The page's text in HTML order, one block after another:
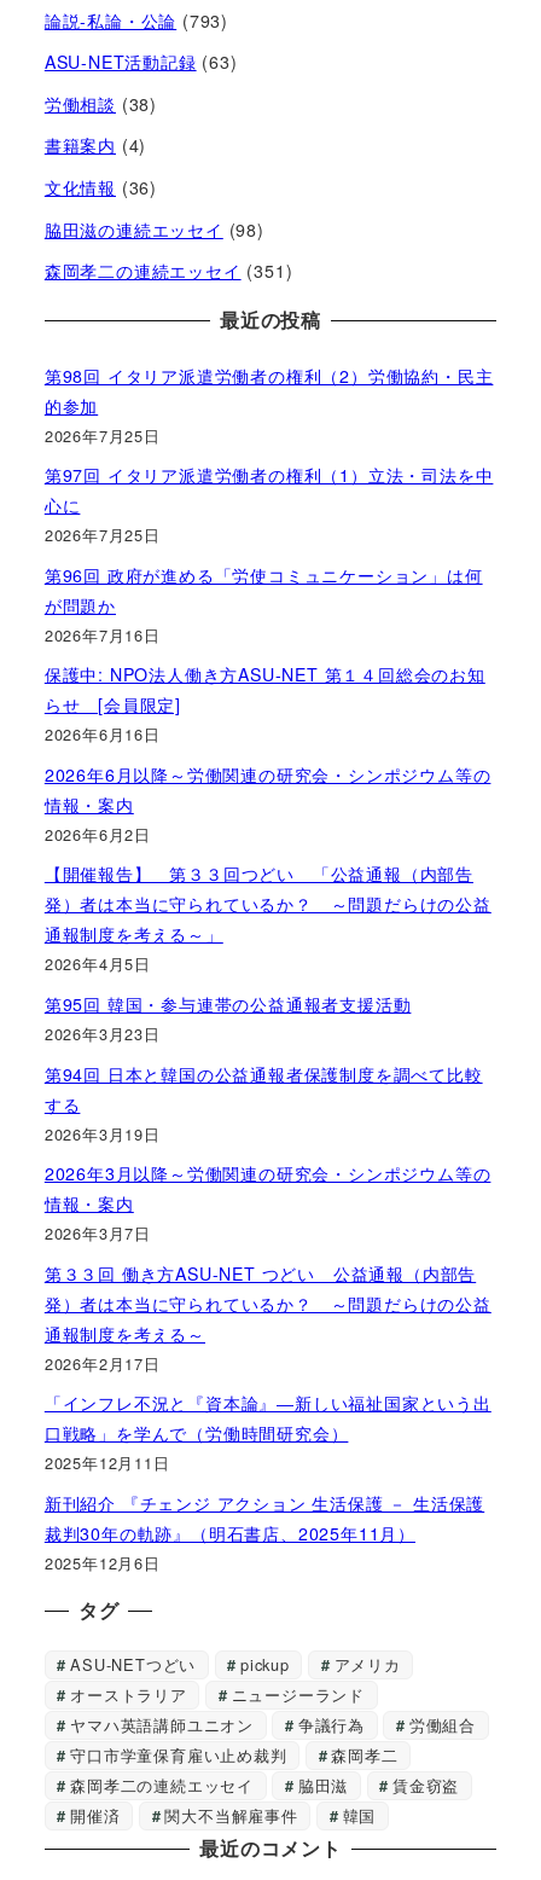
論説-私論・公論 (793)
ASU-NET活動記録 (63)
労働相談 (38)
書籍案内 (4)
文化情報 (36)
脇田滋の連続エッセイ (98)
森岡孝二の連続エッセイ (351)
最近の投稿
第98回 イタリア派遣労働者の権利（2）労働協約・民主
的参加
2026年7月25日
第97回 イタリア派遣労働者の権利（1）立法・司法を中
心に
2026年7月25日
第96回 政府が進める「労使コミュニケーション」は何
が問題か
2026年7月16日
保護中: NPO法人働き方ASU-NET 第１４回総会のお知
らせ [会員限定]
2026年6月16日
2026年6月以降～労働関連の研究会・シンポジウム等の
情報・案内
2026年6月2日
【開催報告】 第３３回つどい 「公益通報（内部告
発）者は本当に守られているか？ ～問題だらけの公益
通報制度を考える～」
2026年4月5日
第95回 韓国・参与連帯の公益通報者支援活動
2026年3月23日
第94回 日本と韓国の公益通報者保護制度を調べて比較
する
2026年3月19日
2026年3月以降～労働関連の研究会・シンポジウム等の
情報・案内
2026年3月7日
第３３回 働き方ASU-NET つどい 公益通報（内部告
発）者は本当に守られているか？ ～問題だらけの公益
通報制度を考える～
2026年2月17日
「インフレ不況と『資本論』―新しい福祉国家という出
口戦略」を学んで（労働時間研究会）
2025年12月11日
新刊紹介 『チェンジ アクション 生活保護 － 生活保護
裁判30年の軌跡』（明石書店、2025年11月）
2025年12月6日
タグ
ASU-NETつどい pickup
アメリカ
オーストラリア
ニュージーランド
ヤマハ英語講師ユニオン
争議行為
労働組合
守口市学童保育雇い止め裁判
森岡孝二
森岡孝二の連続エッセイ
脇田滋
賃金窃盗
開催済
関大不当解雇事件 韓国
最近のコメント